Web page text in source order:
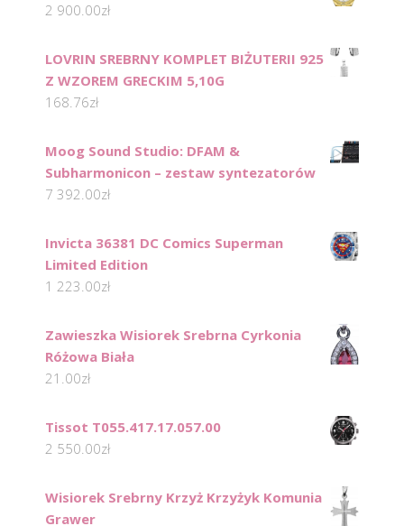
2 900.00zł
LOVRIN SREBRNY KOMPLET BIŻUTERII 925
Z WZOREM GRECKIM 5,10G
168.76zł
Moog Sound Studio: DFAM &
Subharmonicon – zestaw syntezatorów
7 392.00zł
Invicta 36381 DC Comics Superman
Limited Edition
1 223.00zł
Zawieszka Wisiorek Srebrna Cyrkonia
Różowa Biała
21.00zł
Tissot T055.417.17.057.00
2 550.00zł
Wisiorek Srebrny Krzyż Krzyżyk Komunia
Grawer